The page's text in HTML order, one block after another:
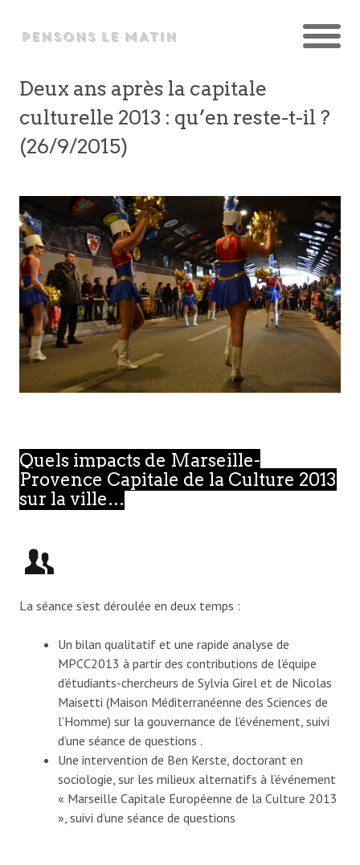
Deux ans après la capitale
culturelle 2013 : qu’en reste-t-il ?
(26/9/2015)
Quels impacts de Marseille-
Provence Capitale de la Culture 2013
sur la ville…
La séance s’est déroulée en deux temps :
Un bilan qualitatif et une rapide analyse de
MPCC2013 à partir des contributions de l’équipe
d’étudiants-chercheurs de Sylvia Girel et de Nicolas
Maisetti (Maison Méditerranéenne des Sciences de
l’Homme) sur la gouvernance de l’événement, suivi
d’une séance de questions .
Une intervention de Ben Kerste, doctorant en
sociologie, sur les milieux alternatifs à l‘événement
« Marseille Capitale Européenne de la Culture 2013
», suivi d’une séance de questions